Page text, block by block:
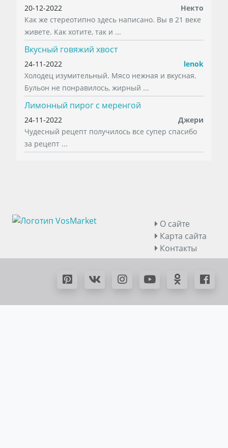
20-12-2022
Некто
Как же стереотипно здесь написано. Вы в 21 веке
живете. Как хотите, так и ...
Вкусный говяжий хвост
24-11-2022
lenok
Холодец изумительный. Мясо нежная и вкусная.
Бульон не понравилось, жирный ...
Лимонный пирог с меренгой
24-11-2022
Джери
Чудесный рецепт получилось все супер спасибо
за рецепт ...
О сайте
Карта сайта
Контакты